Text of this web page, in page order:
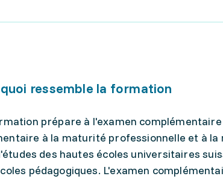
ressemble la formation
prépare à l'examen
à la maturité professionnelle et à
des hautes écoles universitaires
pédagogiques. L'examen